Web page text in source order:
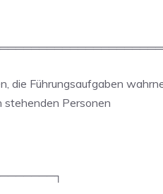
die Führungsaufgaben
stehenden Personen